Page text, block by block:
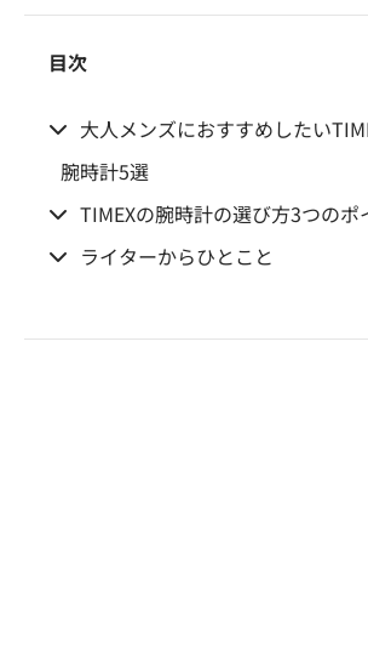
目次
大人メンズにおすすめしたい
腕時計5選
TIMEXの腕時計の選び方3つのポ
ライターからひとこと